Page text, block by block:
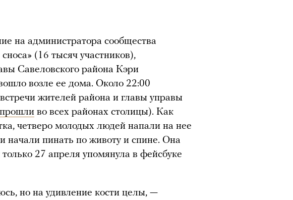
на администратора сообщества
(16 тысяч участников),
Савеловского района Кэри
возле ее дома. Около 22:00
жителей района и главы управы
прошли во всех районах столицы). Как
четверо молодых людей напали на нее
начали пинать по животу и спине. Она
27 апреля упомянула в фейсбуке
но на удивление кости целы, —